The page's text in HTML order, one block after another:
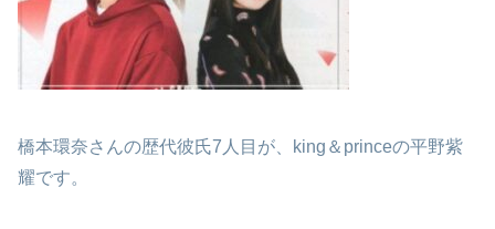
橋本環奈さんの歴代彼氏7人目が、king＆princeの平野紫
耀です。